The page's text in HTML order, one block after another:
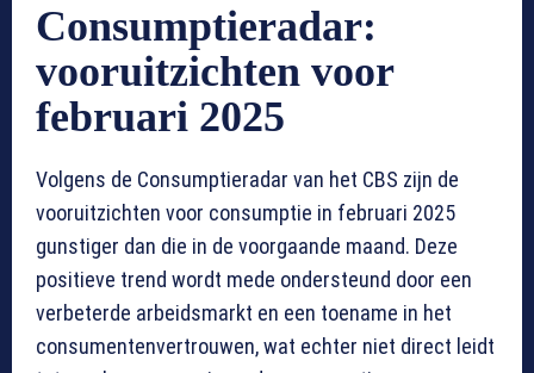
Consumptieradar:
vooruitzichten voor
februari 2025
Volgens de Consumptieradar van het CBS zijn de
vooruitzichten voor consumptie in februari 2025
gunstiger dan die in de voorgaande maand. Deze
positieve trend wordt mede ondersteund door een
verbeterde arbeidsmarkt en een toename in het
consumentenvertrouwen, wat echter niet direct leidt